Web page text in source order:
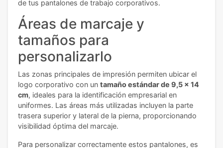
de tus pantalones de trabajo corporativos.
Áreas de marcaje y
tamaños para
personalizarlo
Las zonas principales de impresión permiten ubicar el
logo corporativo con un tamaño estándar de 9,5 x 14
cm, ideales para la identificación empresarial en
uniformes. Las áreas más utilizadas incluyen la parte
trasera superior y lateral de la pierna, proporcionando
visibilidad óptima del marcaje.
Para personalizar correctamente estos pantalones, es